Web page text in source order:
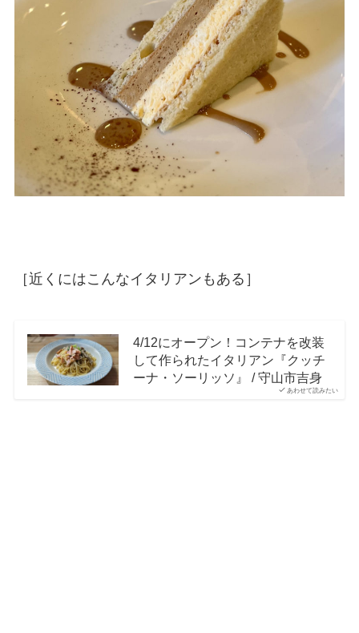
［近くにはこんなイタリアンもある］
あわせて読みたい
4/12にオープン！コンテナを改装
して作られたイタリアン『クッチ
ーナ・ソーリッソ』 / 守山市吉身